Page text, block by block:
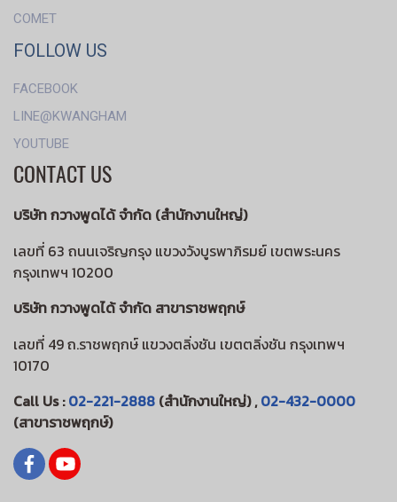
COMET
FOLLOW US
FACEBOOK
LINE@KWANGHAM
YOUTUBE
CONTACT US
บริษัท กวางพูดได้ จำกัด (สำนักงานใหญ่)
เลขที่ 63 ถนนเจริญกรุง แขวงวังบูรพาภิรมย์ เขตพระนคร
กรุงเทพฯ 10200
บริษัท กวางพูดได้ จำกัด สาขาราชพฤกษ์
เลขที่ 49 ถ.ราชพฤกษ์ แขวงตลิ่งชัน เขตตลิ่งชัน กรุงเทพฯ
10170
Call Us :02-221-2888 (สำนักงานใหญ่) ,02-432-0000
(สาขาราชพฤกษ์)